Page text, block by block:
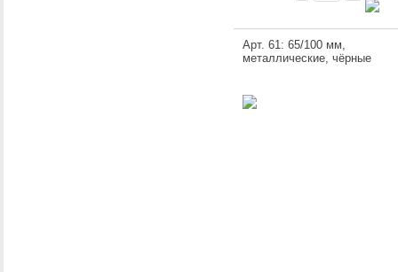
Арт. 61: 65/100 мм,
металлические, чёрные